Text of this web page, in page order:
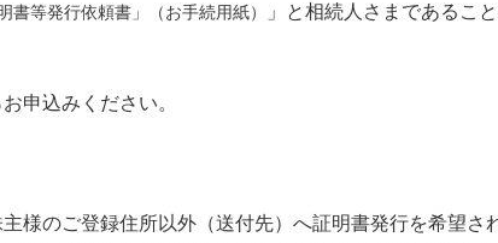
書等発行依頼書」（お手続用紙）
」と相続人さまであるこ
申込みください。
様のご登録住所以外（送付先）へ証明書発行を希望さ